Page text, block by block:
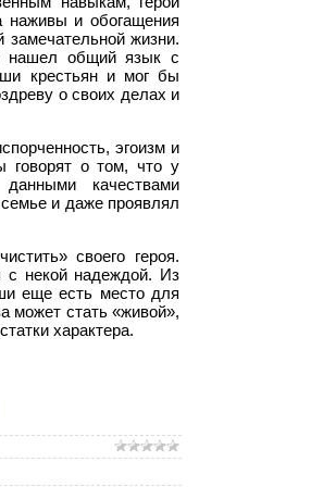
наживы и обогащения
жизни.
нашел общий язык с
крестьян и мог бы
о своих делах и
эгоизм и
говорят о том, что у
качествами
и даже проявлял
своего героя.
с некой надеждой. Из
еще есть место для
может стать «живой»,
характера.